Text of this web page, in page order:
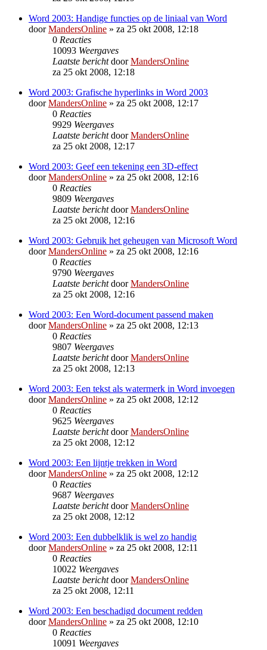
Word 2003: Handige functies op de liniaal van Word
doorMandersOnline » za 25 okt 2008, 12:18
0 Reacties
10093 Weergaves
Laatste berichtdoorMandersOnline
za 25 okt 2008, 12:18
Word 2003: Grafische hyperlinks in Word 2003
doorMandersOnline » za 25 okt 2008, 12:17
0 Reacties
9929 Weergaves
Laatste berichtdoorMandersOnline
za 25 okt 2008, 12:17
Word 2003: Geef een tekening een 3D-effect
doorMandersOnline » za 25 okt 2008, 12:16
0 Reacties
9809 Weergaves
Laatste berichtdoorMandersOnline
za 25 okt 2008, 12:16
Word 2003: Gebruik het geheugen van Microsoft Word
doorMandersOnline » za 25 okt 2008, 12:16
0 Reacties
9790 Weergaves
Laatste berichtdoorMandersOnline
za 25 okt 2008, 12:16
Word 2003: Een Word-document passend maken
doorMandersOnline » za 25 okt 2008, 12:13
0 Reacties
9807 Weergaves
Laatste berichtdoorMandersOnline
za 25 okt 2008, 12:13
Word 2003: Een tekst als watermerk in Word invoegen
doorMandersOnline » za 25 okt 2008, 12:12
0 Reacties
9625 Weergaves
Laatste berichtdoorMandersOnline
za 25 okt 2008, 12:12
Word 2003: Een lijntje trekken in Word
doorMandersOnline » za 25 okt 2008, 12:12
0 Reacties
9687 Weergaves
Laatste berichtdoorMandersOnline
za 25 okt 2008, 12:12
Word 2003: Een dubbelklik is wel zo handig
doorMandersOnline » za 25 okt 2008, 12:11
0 Reacties
10022 Weergaves
Laatste berichtdoorMandersOnline
za 25 okt 2008, 12:11
Word 2003: Een beschadigd document redden
doorMandersOnline » za 25 okt 2008, 12:10
0 Reacties
10091 Weergaves